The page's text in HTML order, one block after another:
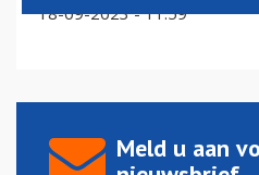
18-09-2023 - 11:59
Meld u aan